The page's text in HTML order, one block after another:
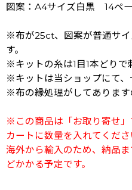
図案：A4サイズ白黒 14ペ
※布が25ct、図案が普通サ
す。
※キットの糸は1目1本どりで
※キットは当ショップにて、
※布の縁処理がしてあります
※この商品は「お取り寄せ」
カートに数量を入れてくださ
海外から輸入のため、納品
どかかる予定です。